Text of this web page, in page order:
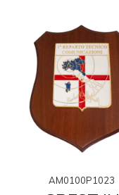
AM0100P1023